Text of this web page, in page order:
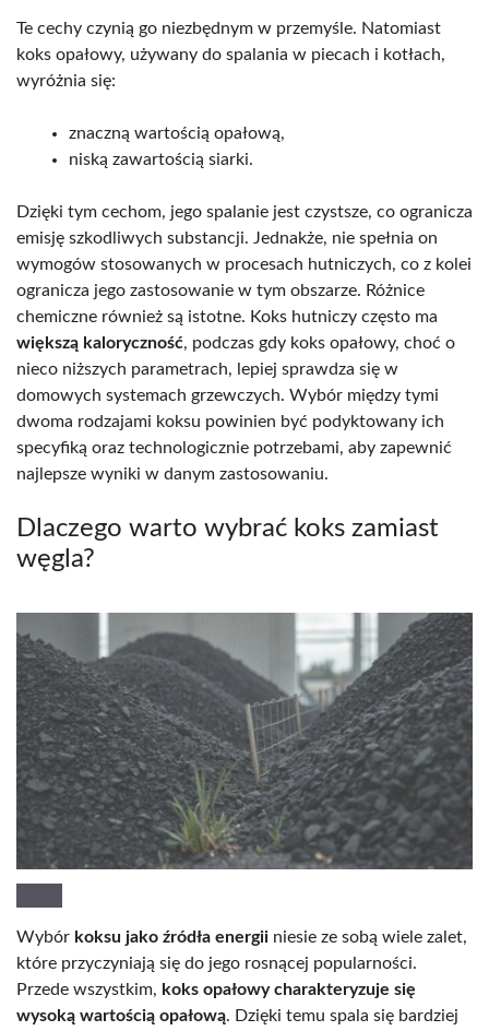
Te cechy czynią go niezbędnym w przemyśle. Natomiast
koks opałowy, używany do spalania w piecach i kotłach,
wyróżnia się:
znaczną wartością opałową,
niską zawartością siarki.
Dzięki tym cechom, jego spalanie jest czystsze, co ogranicza
emisję szkodliwych substancji. Jednakże, nie spełnia on
wymogów stosowanych w procesach hutniczych, co z kolei
ogranicza jego zastosowanie w tym obszarze. Różnice
chemiczne również są istotne. Koks hutniczy często ma
większą kaloryczność, podczas gdy koks opałowy, choć o
nieco niższych parametrach, lepiej sprawdza się w
domowych systemach grzewczych. Wybór między tymi
dwoma rodzajami koksu powinien być podyktowany ich
specyfiką oraz technologicznie potrzebami, aby zapewnić
najlepsze wyniki w danym zastosowaniu.
Dlaczego warto wybrać koks zamiast
węgla?
Wybór koksu jako źródła energii niesie ze sobą wiele zalet,
które przyczyniają się do jego rosnącej popularności.
Przede wszystkim, koks opałowy charakteryzuje się
wysoką wartością opałową. Dzięki temu spala się bardziej